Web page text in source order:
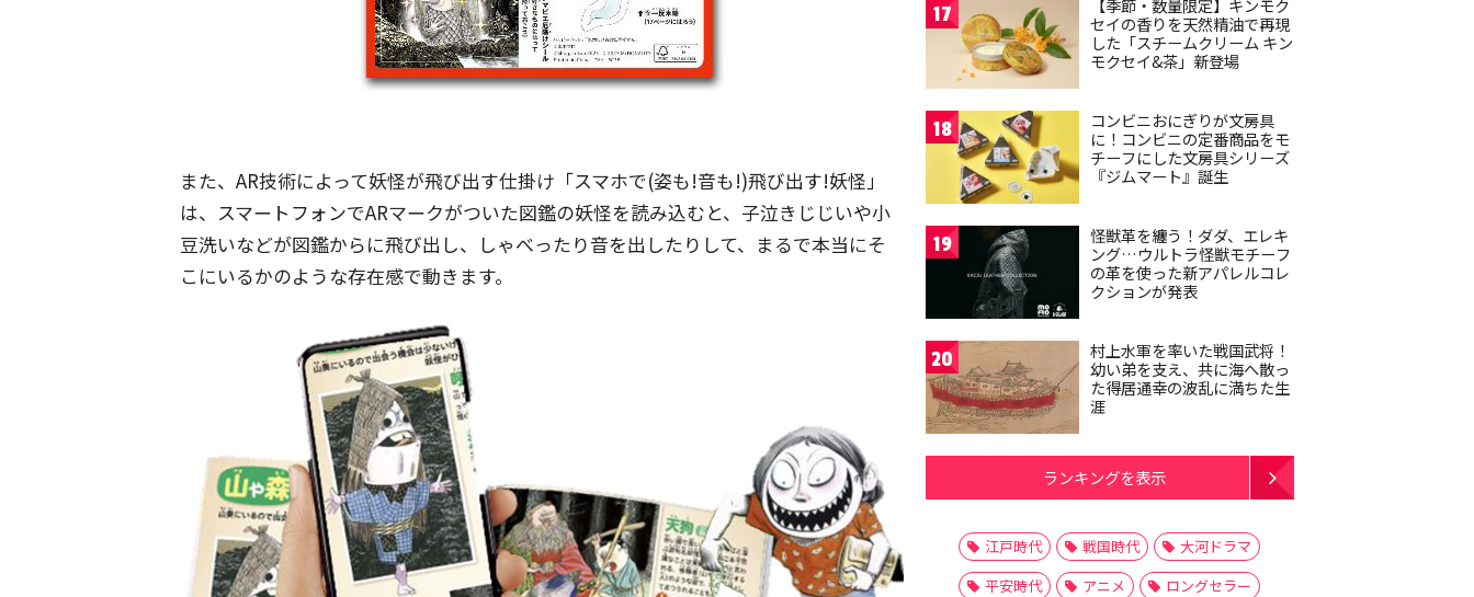
また、AR技術によって妖怪が飛び出す仕掛け「スマホで(姿も!音も!)飛び出す!妖怪」
は、スマートフォンでARマークがついた図鑑の妖怪を読み込むと、子泣きじじいや小
豆洗いなどが図鑑からに飛び出し、しゃべったり音を出したりして、まるで本当にそ
こにいるかのような存在感で動きます。
17
【季節・数量限定】キンモク
セイの香りを天然精油で再現
した「スチームクリーム キン
モクセイ&茶」新登場
18
コンビニおにぎりが文房具
に！コンビニの定番商品をモ
チーフにした文房具シリーズ
『ジムマート』誕生
19
怪獣革を纏う！ダダ、エレキ
ング…ウルトラ怪獣モチーフ
の革を使った新アパレルコレ
クションが発表
20
村上水軍を率いた戦国武将！
幼い弟を支え、共に海へ散っ
た得居通幸の波乱に満ちた生
涯
ランキングを表示
江戸時代 戦国時代
大河ドラマ
平安時代
アニメ
ロングセラー